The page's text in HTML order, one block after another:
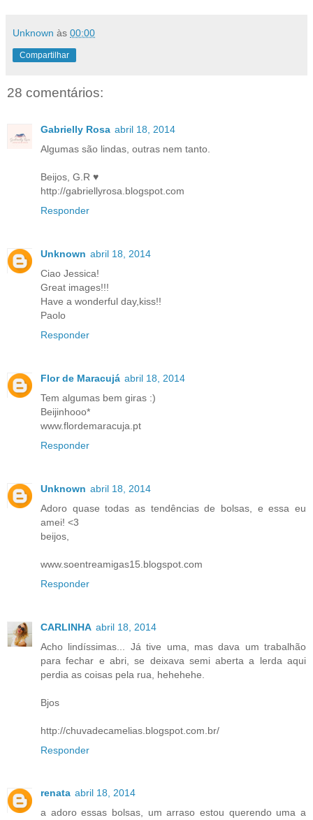
Unknown às 00:00
Compartilhar
28 comentários:
Gabrielly Rosa abril 18, 2014
Algumas são lindas, outras nem tanto.
Beijos, G.R ♥
http://gabriellyrosa.blogspot.com
Responder
Unknown abril 18, 2014
Ciao Jessica!
Great images!!!
Have a wonderful day,kiss!!
Paolo
Responder
Flor de Maracujá abril 18, 2014
Tem algumas bem giras :)
Beijinhooo*
www.flordemaracuja.pt
Responder
Unknown abril 18, 2014
Adoro quase todas as tendências de bolsas, e essa eu
amei! <3
beijos,
www.soentreamigas15.blogspot.com
Responder
CARLINHA abril 18, 2014
Acho lindíssimas... Já tive uma, mas dava um trabalhão
para fechar e abri, se deixava semi aberta a lerda aqui
perdia as coisas pela rua, hehehehe.
Bjos
http://chuvadecamelias.blogspot.com.br/
Responder
renata abril 18, 2014
a adoro essas bolsas, um arraso estou querendo uma a